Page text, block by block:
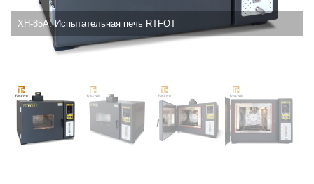
XH-85A. Испытательная печь RTFOT